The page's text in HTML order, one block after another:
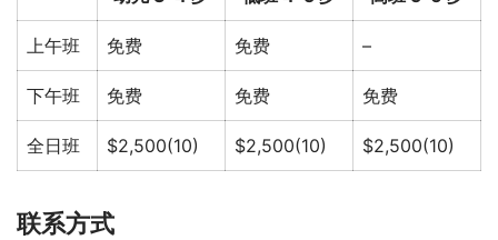
上午班 免费 免费 –
下午班 免费 免费 免费
全日班 $2,500(10) $2,500(10) $2,500(10)
联系方式